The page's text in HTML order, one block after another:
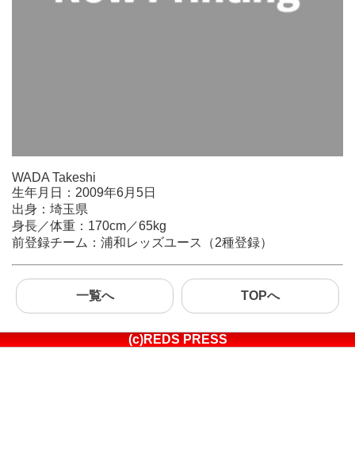
WADA Takeshi
生年月日：2009年6月5日
出身：埼玉県
身長／体重：170cm／65kg
前登録チーム：浦和レッズユース（2種登録）
一覧へ TOPへ
(c)REDS PRESS